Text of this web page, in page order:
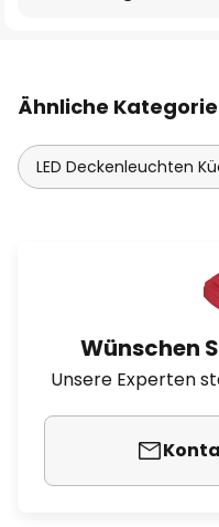
Ähnliche
LED Deckenleuchten
Wünschen
Unsere Experten